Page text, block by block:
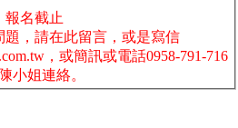
報名截止
題，請在此留言，或是寫信
，或簡訊或電話0958-791-716
小姐連絡。